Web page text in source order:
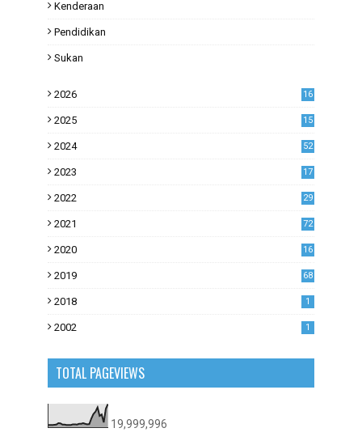
Kenderaan
Pendidikan
Sukan
2026 16
2025 15
2024 52
2023
17
2022
29
2021
72
2020
16
2019
68
2018 1
2002 1
TOTAL PAGEVIEWS
19,999,996